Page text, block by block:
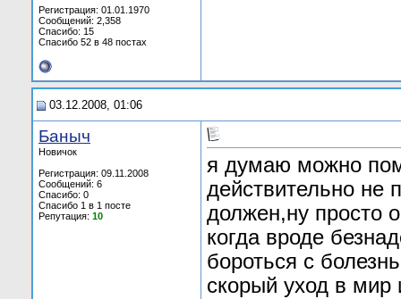
Регистрация: 01.01.1970
Сообщений: 2,358
Спасибо: 15
Спасибо 52 в 48 постах
03.12.2008, 01:06
Баныч
Новичок
Регистрация: 09.11.2008
Сообщений: 6
Спасибо: 0
Спасибо 1 в 1 посте
Репутация: 10
я думаю можно
действительно не
должен,ну просто
когда вроде
бороться с
скорый уход в мир